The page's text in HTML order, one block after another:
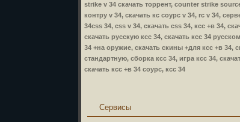
strike v 34 скачать торрент, counter strike
контру v 34, скачать кс соурс v 34, rc v 34,
34css 34, css v 34, скачать css 34, ксс +в 34,
скачать русскую ксс 34, скачать ксс 34
34 +на оружие, скачать скины +для ксс +в 34,
стандартную, сборка ксс 34, игра ксс 34,
скачать ксс +в 34 соурс, ксс 34
Сервисы